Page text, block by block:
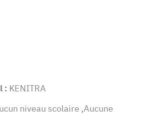
: KENITRA
niveau scolaire ,Aucune